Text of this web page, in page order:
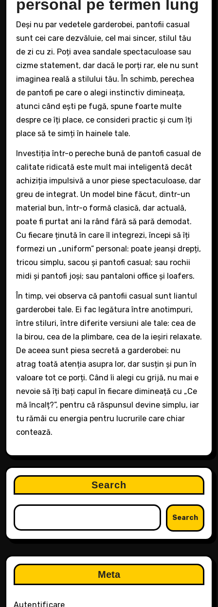
personal pe termen lung
Deși nu par vedetele garderobei, pantofii casual
sunt cei care dezvăluie, cel mai sincer, stilul tău
de zi cu zi. Poți avea sandale spectaculoase sau
cizme statement, dar dacă le porți rar, ele nu sunt
imaginea reală a stilului tău. În schimb, perechea
de pantofi pe care o alegi instinctiv dimineața,
atunci când ești pe fugă, spune foarte multe
despre ce îți place, ce consideri practic și cum îți
place să te simți în hainele tale.
Investiția într-o pereche bună de pantofi casual de
calitate ridicată este mult mai inteligentă decât
achiziția impulsivă a unor piese spectaculoase, dar
greu de integrat. Un model bine făcut, dintr-un
material bun, într-o formă clasică, dar actuală,
poate fi purtat ani la rând fără să pară demodat.
Cu fiecare ținută în care îl integrezi, începi să îți
formezi un „uniform” personal: poate jeanși drepți,
tricou simplu, sacou și pantofi casual; sau rochii
midi și pantofi joși; sau pantaloni office și loafers.
În timp, vei observa că pantofii casual sunt liantul
garderobei tale. Ei fac legătura între anotimpuri,
între stiluri, între diferite versiuni ale tale: cea de
la birou, cea de la plimbare, cea de la ieșiri relaxate.
De aceea sunt piesa secretă a garderobei: nu
atrag toată atenția asupra lor, dar susțin și pun în
valoare tot ce porți. Când îi alegi cu grijă, nu mai e
nevoie să îți bați capul în fiecare dimineață cu „Ce
mă încalț?”, pentru că răspunsul devine simplu, iar
tu rămâi cu energia pentru lucrurile care chiar
contează.
Search
Search
Meta
Autentificare